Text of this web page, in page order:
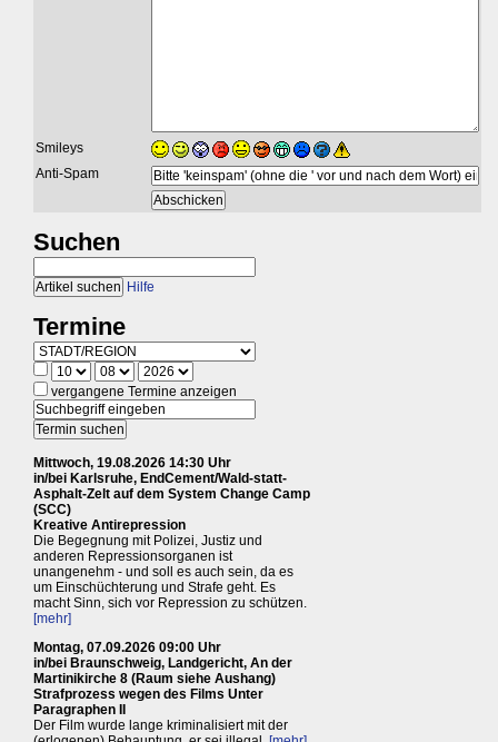
Smileys
Anti-Spam
Suchen
Hilfe
Termine
vergangene Termine anzeigen
Mittwoch, 19.08.2026 14:30 Uhr
in/bei Karlsruhe, EndCement/Wald-statt-
Asphalt-Zelt auf dem System Change Camp
(SCC)
Kreative Antirepression
Die Begegnung mit Polizei, Justiz und
anderen Repressionsorganen ist
unangenehm - und soll es auch sein, da es
um Einschüchterung und Strafe geht. Es
macht Sinn, sich vor Repression zu schützen.
[mehr]
Montag, 07.09.2026 09:00 Uhr
in/bei Braunschweig, Landgericht, An der
Martinikirche 8 (Raum siehe Aushang)
Strafprozess wegen des Films Unter
Paragraphen II
Der Film wurde lange kriminalisiert mit der